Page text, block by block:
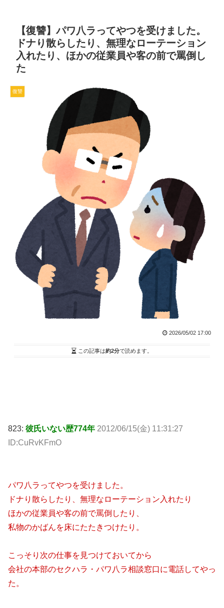
【復讐】パワ八ラってやつを受けました。
ドナり散らしたり、無理なローテーション
入れたり、ほかの従業員や客の前で罵倒し
た
復讐
2026/05/02 17:00
この記事は約2分で読めます。
823: 彼氏いない歴774年 2012/06/15(金) 11:31:27
ID:CuRvKFmO
パワ八ラってやつを受けました。
ドナり散らしたり、無理なローテーション入れたり
ほかの従業員や客の前で罵倒したり、
私物のかばんを床にたたきつけたり。
こっそり次の仕事を見つけておいてから
会社の本部のセクハラ・パワ八ラ相談窓口に電話してやっ
た。